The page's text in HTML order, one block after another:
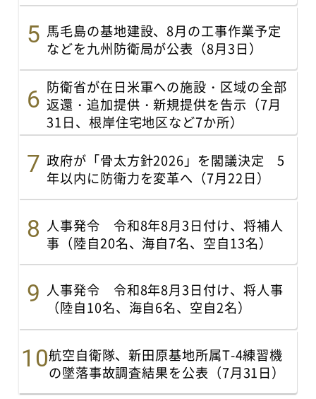
馬毛島の基地建設、8月の工事作業予定
などを九州防衛局が公表（8月3日）
防衛省が在日米軍への施設・区域の全部
返還・追加提供・新規提供を告示（7月
31日、根岸住宅地区など7か所）
政府が「骨太方針2026」を閣議決定 5
年以内に防衛力を変革へ（7月22日）
人事発令 令和8年8月3日付け、将補人
事（陸自20名、海自7名、空自13名）
人事発令 令和8年8月3日付け、将人事
（陸自10名、海自6名、空自2名）
航空自衛隊、新田原基地所属T-4練習機
の墜落事故調査結果を公表（7月31日）